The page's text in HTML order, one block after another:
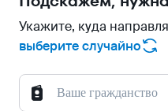
Укажите, куда
выберите случайно
Ваше гражданство